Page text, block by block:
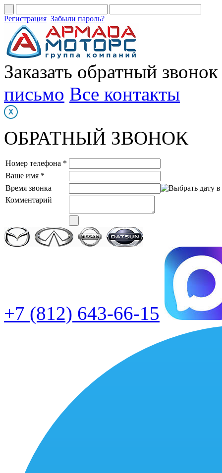
Регистрация Забыли пароль?
Заказать обратный звонок
письмо Все контакты
ОБРАТНЫЙ ЗВОНОК
Номер телефона *
Ваше имя *
Время звонка
Комментарий
+7 (812) 643-66-15